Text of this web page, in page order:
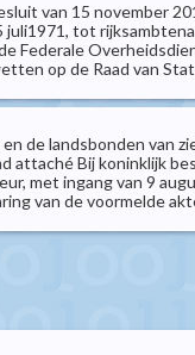
van 15 november
tot
Federale
op de Raad van
de landsbonden van
attaché Bij koninklijk
met ingang van 9
van de voormelde